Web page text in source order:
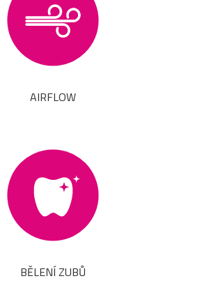
AIRFLOW
BĚLENÍ ZUBŮ